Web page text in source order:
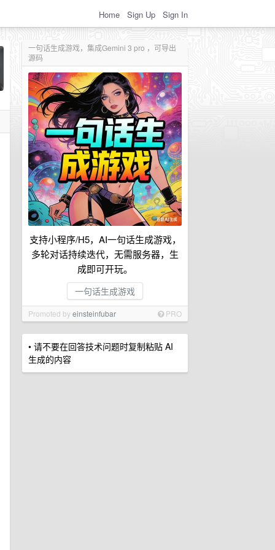
Home Sign Up Sign In
一句话生成游戏，集成Gemini 3 pro ，可导出
源码
支持小程序/H5，AI一句话生成游戏，
多轮对话持续迭代，无需服务器，生
成即可开玩。
一句话生成游戏
Promoted byeinsteinfubar PRO
• 请不要在回答技术问题时复制粘贴 AI
生成的内容